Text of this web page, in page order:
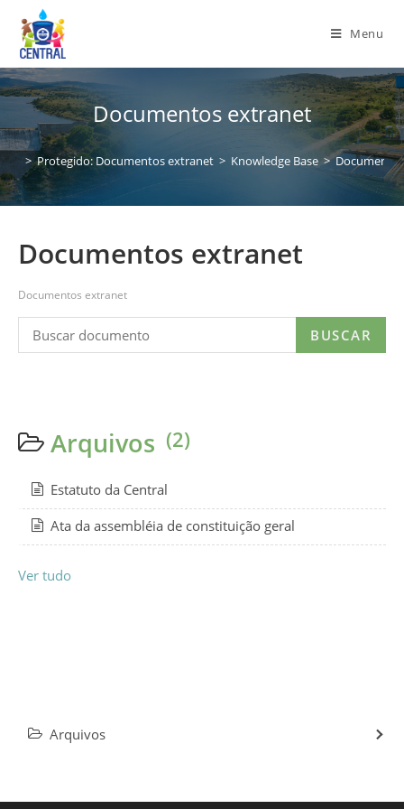
Menu
Documentos extranet
> Protegido: Documentos extranet > Knowledge Base >
Documentos extranet
Documentos extranet
Arquivos (2)
Estatuto da Central
Ata da assembléia de constituição geral
Ver tudo
Arquivos